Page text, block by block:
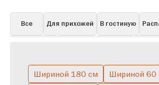
Все Для прихожей В гостиную
Витрины Пеналы Белые в гостиную
Шириной 180 см
Шириной 60